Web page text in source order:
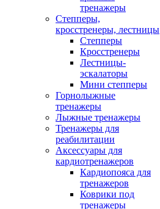
тренажеры
Степперы,
кросстренеры, лестницы
Степперы
Кросстренеры
Лестницы-
эскалаторы
Мини степперы
Горнолыжные
тренажеры
Лыжные тренажеры
Тренажеры для
реабилитации
Аксессуары для
кардиотренажеров
Кардиопояса для
тренажеров
Коврики под
тренажеры